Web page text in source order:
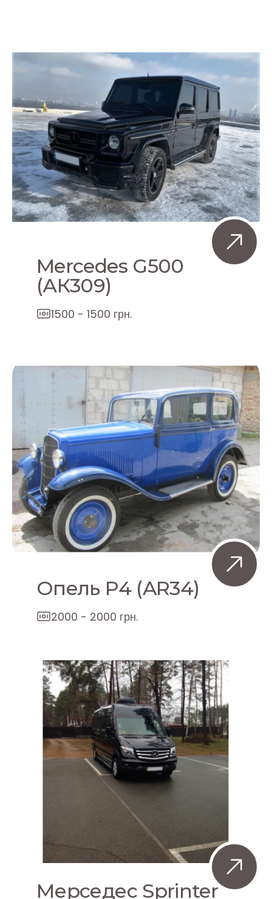
Mercedes G500
(АК309)
1500 - 1500 грн.
Опель Р4 (AR34)
2000 - 2000 грн.
Мерседес Sprinter